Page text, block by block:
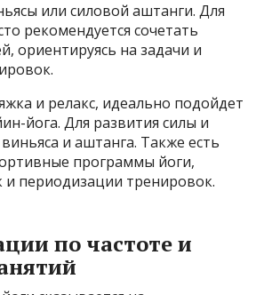
или силовой аштанги. Для
рекомендуется сочетать
ориентируясь на задачи и
и релакс, идеально подойдет
йога. Для развития силы и
и аштанга. Также есть
программы йоги,
и периодизации тренировок.
по частоте и